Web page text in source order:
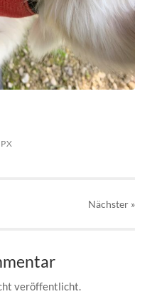
Nächster »
veröffentlicht.